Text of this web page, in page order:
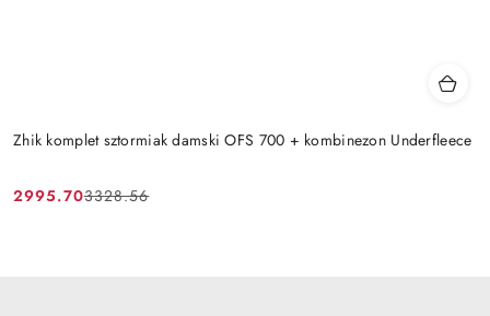
Zhik komplet sztormiak damski OFS 700 + kombinezon Underfleece
Cena
2995.70
Cena
3328.56